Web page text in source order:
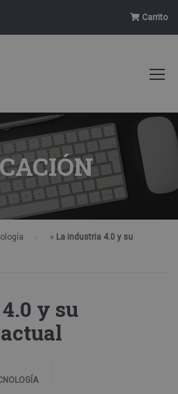
Carrito
» La industria 4.0 y su
y su